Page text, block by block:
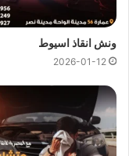
نستعين بفريق من
فقط علىونش الانقاذ
المعطلة بنظام رفع
الثقيلة وسيارات النقل
ونش نقل
ونش انقاذ طريق
ونش انقاذ اسيوط
2026-01-12